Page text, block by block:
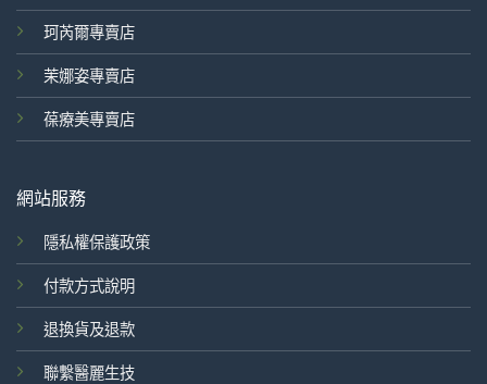
珂芮爾專賣店
茉娜姿專賣店
葆療美專賣店
網站服務
隱私權保護政策
付款方式說明
退換貨及退款
聯繫醫麗生技